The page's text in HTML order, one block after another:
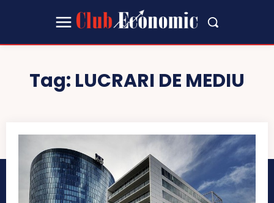
Tag: LUCRARI DE MEDIU